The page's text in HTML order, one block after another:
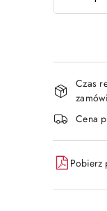
i
Czas
Cena
Pobierz